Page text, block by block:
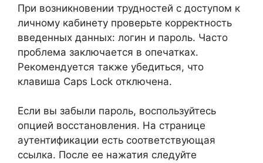
При возникновении трудностей с доступом к
личному кабинету проверьте корректность
введенных данных: логин и пароль. Часто
проблема заключается в опечатках.
Рекомендуется также убедиться, что
клавиша Caps Lock отключена.
Если вы забыли пароль, воспользуйтесь
опцией восстановления. На странице
аутентификации есть соответствующая
ссылка. После ее нажатия следуйте